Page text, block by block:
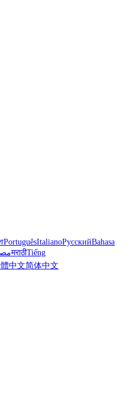
PortuguêsItalianoРусскийBahasa
मराठीTiếng
中文简体中文